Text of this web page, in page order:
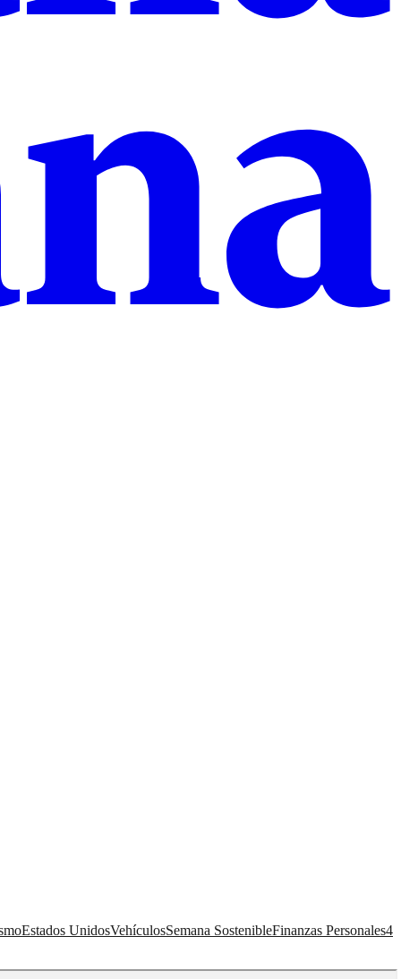
Estados UnidosVehículosSemana SostenibleFinanzas Personales4